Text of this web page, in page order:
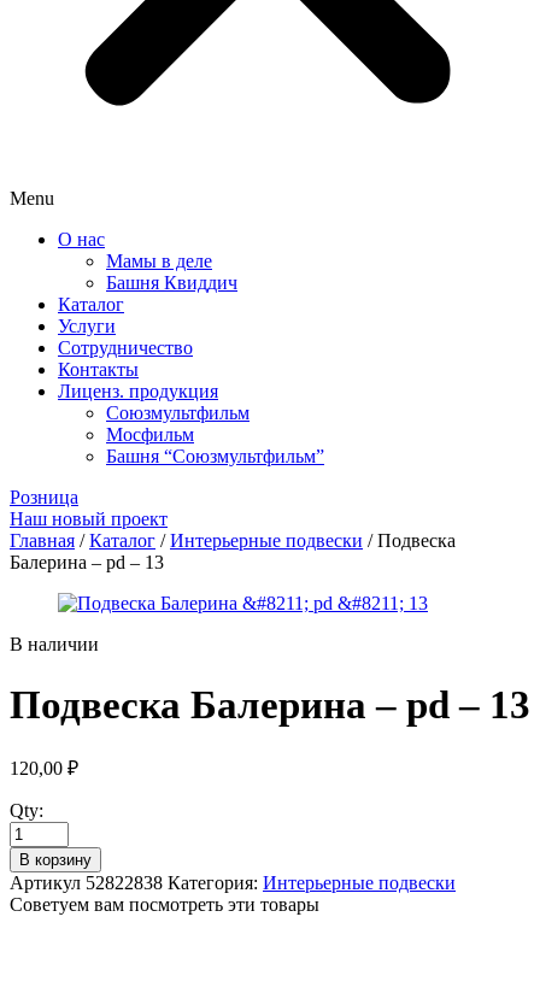
Menu
О нас
Мамы в деле
Башня Квиддич
Каталог
Услуги
Сотрудничество
Контакты
Лиценз. продукция
Союзмультфильм
Мосфильм
Башня “Союзмультфильм”
Розница
Наш новый проект
Главная /Каталог /Интерьерные подвески / Подвеска
Балерина – pd – 13
В наличии
Подвеска Балерина – pd – 13
120,00 ₽
Qty:
В корзину
Артикул 52822838 Категория: Интерьерные подвески
Советуем вам посмотреть эти товары